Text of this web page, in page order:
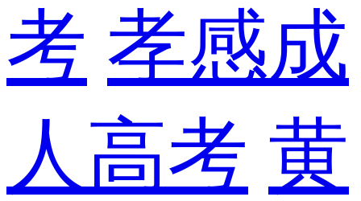
考 孝感成
人高考 黄